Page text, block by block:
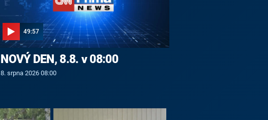
49:57
NOVÝ DEN, 8.8. v 08:00
8. srpna 2026 08:00